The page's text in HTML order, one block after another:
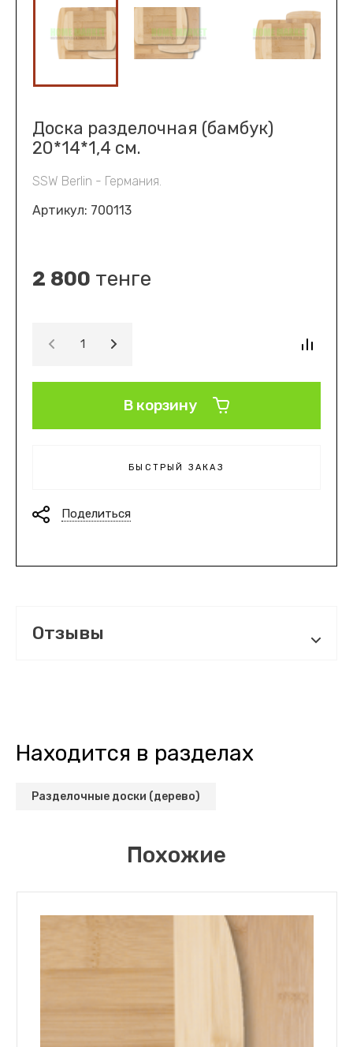
Доска разделочная (бамбук)
20*14*1,4 см.
SSW Berlin - Германия.
Артикул: 700113
2 800 тенге
В корзину
БЫСТРЫЙ ЗАКАЗ
Поделиться
Отзывы
Находится в разделах
Разделочные доски (дерево)
Похожие